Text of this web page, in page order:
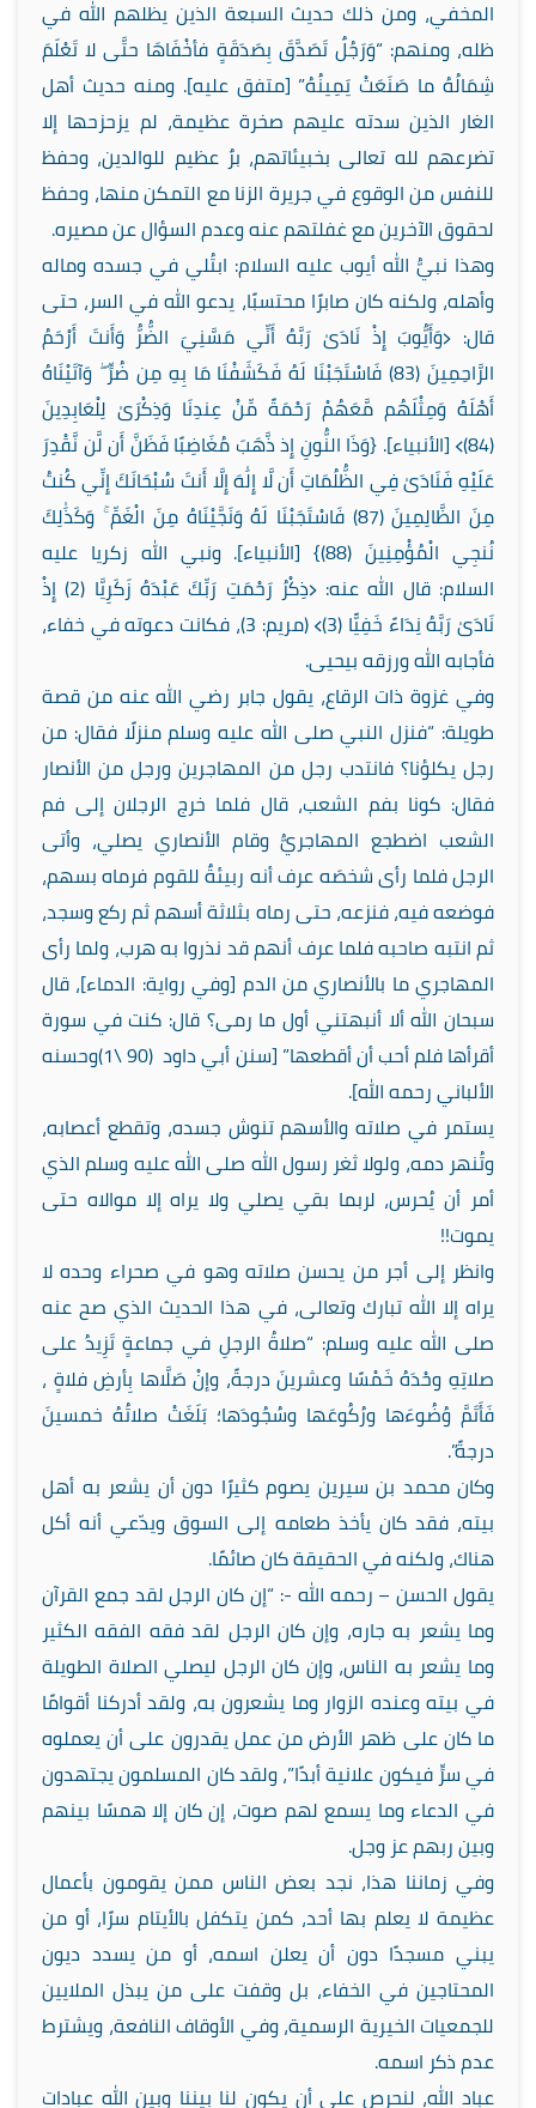
المخفي، ومن ذلك حديث السبعة الذين يظلهم الله في
ظله، ومنهم: “وَرَجُلٌ تَصَدَّقَ بِصَدَقَةٍ فأخْفَاهَا حتَّى لا تَعْلَمَ
شِمَالُهُ ما صَنَعَتْ يَمِينُهُ” [متفق عليه]. ومنه حديث أهل
الغار الذين سدته عليهم صخرة عظيمة، لم يزحزحها إلا
تضرعهم لله تعالى بخبيئاتهم، برٌ عظيم للوالدين، وحفظ
للنفس من الوقوع في جريرة الزنا مع التمكن منها، وحفظ
لحقوق الآخرين مع غفلتهم عنه وعدم السؤال عن مصيره.
وهذا نبيُّ الله أيوب عليه السلام: ابتُلي في جسده وماله
وأهله، ولكنه كان صابرًا محتسبًا، يدعو الله في السر، حتى
قال: ﴿وَأَيُّوبَ إِذْ نَادَىٰ رَبَّهُ أَنِّي مَسَّنِيَ الضُّرُّ وَأَنتَ أَرْحَمُ
الرَّاحِمِينَ (83) فَاسْتَجَبْنَا لَهُ فَكَشَفْنَا مَا بِهِ مِن ضُرٍّ ۖ وَآتَيْنَاهُ
أَهْلَهُ وَمِثْلَهُم مَّعَهُمْ رَحْمَةً مِّنْ عِندِنَا وَذِكْرَىٰ لِلْعَابِدِينَ
(84)﴾ [الأنبياء]. {وَذَا النُّونِ إِذ ذَّهَبَ مُغَاضِبًا فَظَنَّ أَن لَّن نَّقْدِرَ
عَلَيْهِ فَنَادَىٰ فِي الظُّلُمَاتِ أَن لَّا إِلَٰهَ إِلَّا أَنتَ سُبْحَانَكَ إِنِّي كُنتُ
مِنَ الظَّالِمِينَ (87) فَاسْتَجَبْنَا لَهُ وَنَجَّيْنَاهُ مِنَ الْغَمِّ ۚ وَكَذَٰلِكَ
نُنجِي الْمُؤْمِنِينَ (88)} [الأنبياء]. ونبي الله زكريا عليه
السلام: قال الله عنه: ﴿ذِكْرُ رَحْمَتِ رَبِّكَ عَبْدَهُ زَكَرِيَّا (2) إِذْ
نَادَىٰ رَبَّهُ نِدَاءً خَفِيًّا (3)﴾ (مريم: 3)، فكانت دعوته في خفاء،
فأجابه الله ورزقه بيحيى.
وفي غزوة ذات الرقاع، يقول جابر رضي الله عنه من قصة
طويلة: “فنزل النبي صلى الله عليه وسلم منزلًا فقال: من
رجل يكلؤنا؟ فانتدب رجل من المهاجرين ورجل من الأنصار
فقال: كونا بفم الشعب، قال فلما خرج الرجلان إلى فم
الشعب اضطجع المهاجريُّ وقام الأنصاري يصلي، وأتى
الرجل فلما رأى شخصَه عرف أنه ربيئةٌ للقوم فرماه بسهم،
فوضعه فيه، فنزعه، حتى رماه بثلاثة أسهم ثم ركع وسجد،
ثم انتبه صاحبه فلما عرف أنهم قد نذروا به هرب، ولما رأى
المهاجري ما بالأنصاري من الدم [وفي رواية: الدماء]، قال
سبحان الله ألا أنبهتني أول ما رمى؟ قال: كنت في سورة
أقرأها فلم أحب أن أقطعها” [سنن أبي داود (1\ 90)وحسنه
الألباني رحمه الله].
يستمر في صلاته والأسهم تنوش جسده، وتقطع أعصابه،
وتُنهر دمه، ولولا ثغر رسول الله صلى الله عليه وسلم الذي
أمر أن يُحرس، لربما بقي يصلي ولا يراه إلا موالاه حتى
يموت!!
وانظر إلى أجر من يحسن صلاته وهو في صحراء وحده لا
يراه إلا الله تبارك وتعالى، في هذا الحديث الذي صح عنه
صلى الله عليه وسلم: “صلاةُ الرجلِ في جماعةٍ تَزِيدُ على
صلاتِهِ وحْدَهُ خَمْسًا وعشرينَ درجةً، وإنْ صَلَّاها بِأرضِ فلاةٍ ،
فَأَتَمَّ وُضُوءَها ورُكُوعَها وسُجُودَها؛ بَلَغَتْ صلاتُهُ خمسينَ
درجةً”.
وكان محمد بن سيرين يصوم كثيرًا دون أن يشعر به أهل
بيته، فقد كان يأخذ طعامه إلى السوق ويدّعي أنه أكل
هناك، ولكنه في الحقيقة كان صائمًا.
يقول الحسن – رحمه الله -: “إن كان الرجل لقد جمع القرآن
وما يشعر به جاره، وإن كان الرجل لقد فقه الفقه الكثير
وما يشعر به الناس، وإن كان الرجل ليصلي الصلاة الطويلة
في بيته وعنده الزوار وما يشعرون به، ولقد أدركنا أقوامًا
ما كان على ظهر الأرض من عمل يقدرون على أن يعملوه
في سرٍّ فيكون علانية أبدًا”، ولقد كان المسلمون يجتهدون
في الدعاء وما يسمع لهم صوت، إن كان إلا همسًا بينهم
وبين ربهم عز وجل.
وفي زماننا هذا، نجد بعض الناس ممن يقومون بأعمال
عظيمة لا يعلم بها أحد، كمن يتكفل بالأيتام سرًا، أو من
يبني مسجدًا دون أن يعلن اسمه، أو من يسدد ديون
المحتاجين في الخفاء، بل وقفت على من يبذل الملايين
للجمعيات الخيرية الرسمية، وفي الأوقاف النافعة، ويشترط
عدم ذكر اسمه.
عباد الله، لنحرص على أن يكون لنا بيننا وبين الله عبادات